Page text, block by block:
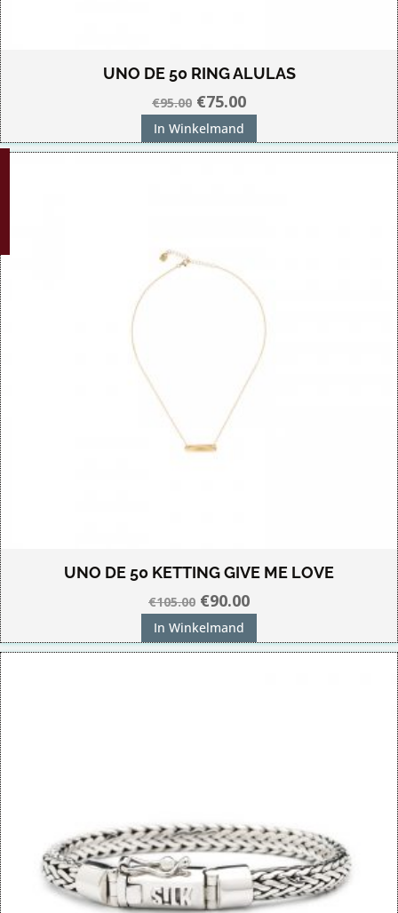
UNO DE 50 RING ALULAS
€95.00 Oorspronkelijke
prijs
was:
€75.00Huidige
is:
In Winkelmand
UNO DE 50 KETTING GIVE ME LOVE
€105.00 Oorspronkelijke
prijs
was:
€90.00Huidige
is:
In Winkelmand